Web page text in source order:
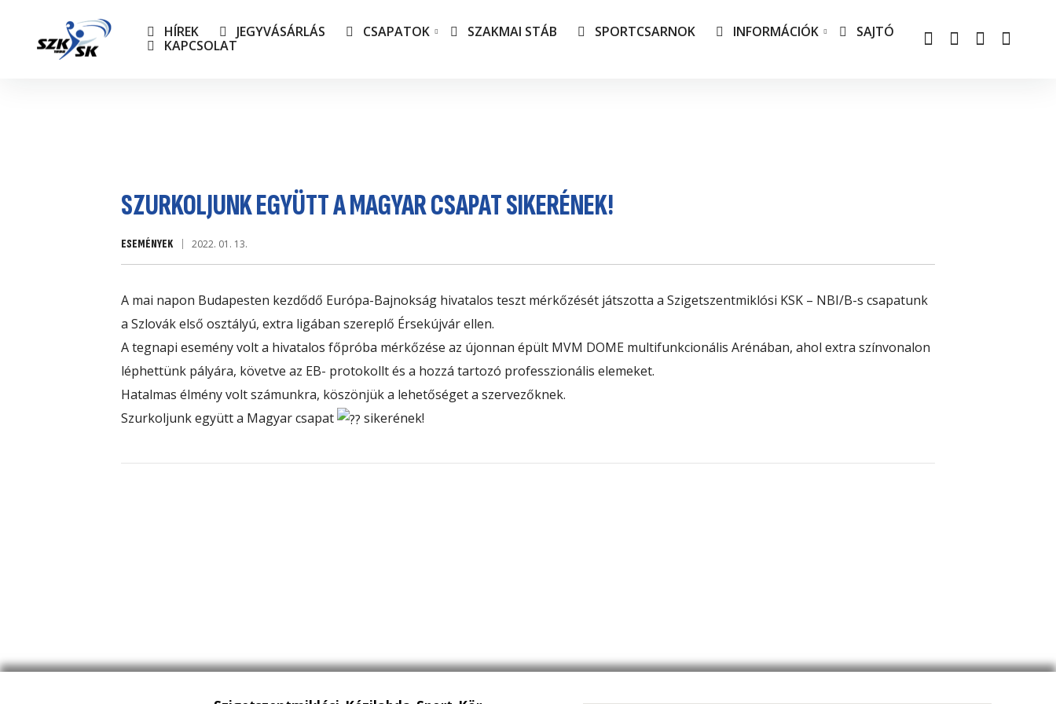
HÍREK JEGYVÁSÁRLÁS CSAPATOK SZAKMAI STÁB SPORTCSARNOK INFORMÁCIÓK
SAJTÓ
KAPCSOLAT
SZURKOLJUNK EGYÜTT A MAGYAR CSAPAT SIKERÉNEK!
ESEMÉNYEK 2022. 01. 13.
A mai napon Budapesten kezdődő Európa-Bajnokság hivatalos teszt mérkőzését játszotta a Szigetszentmiklósi KSK – NBI/B-s csapatunk
a Szlovák első osztályú, extra ligában szereplő Érsekújvár ellen.
A tegnapi esemény volt a hivatalos főpróba mérkőzése az újonnan épült MVM DOME multifunkcionális Arénában, ahol extra színvonalon
léphettünk pályára, követve az EB- protokollt és a hozzá tartozó professzionális elemeket.
Hatalmas élmény volt számunkra, köszönjük a lehetőséget a szervezőknek.
Szurkoljunk együtt a Magyar csapat
sikerének!